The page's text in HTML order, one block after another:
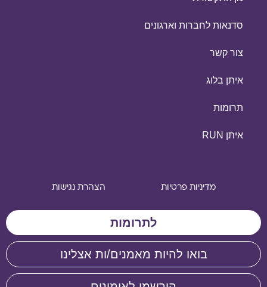
סדנאות לחברות וארגונים
צור קשר
איתן בלוג
תרומות
איתן RUN
מדיניות פרטיות הצהרת נגישות
לתרומות
בואו להיות מאמנים/ות אצלינו